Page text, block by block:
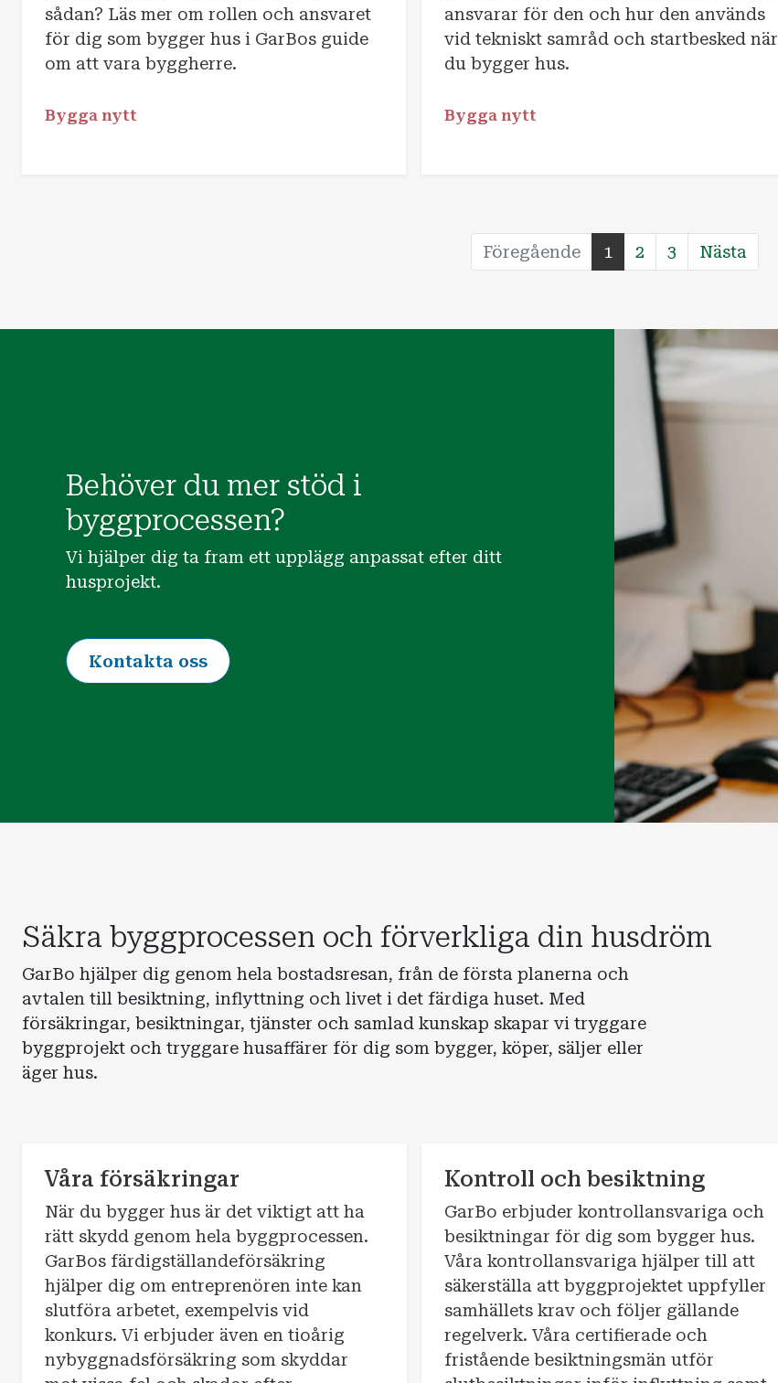
sådan? Läs mer om rollen och ansvaret
för dig som bygger hus i GarBos guide
om att vara byggherre.
Bygga nytt
ansvarar för den och hur den används
vid tekniskt samråd och startbesked när
du bygger hus.
Bygga nytt
Föregående 1 2 3 Nästa
Behöver du mer stöd i
byggprocessen?
Vi hjälper dig ta fram ett upplägg anpassat efter ditt
husprojekt.
Kontakta oss
Säkra byggprocessen och förverkliga din husdröm
GarBo hjälper dig genom hela bostadsresan, från de första planerna och
avtalen till besiktning, inflyttning och livet i det färdiga huset. Med
försäkringar, besiktningar, tjänster och samlad kunskap skapar vi tryggare
byggprojekt och tryggare husaffärer för dig som bygger, köper, säljer eller
äger hus.
Våra försäkringar
När du bygger hus är det viktigt att ha
rätt skydd genom hela byggprocessen.
GarBos färdigställandeförsäkring
hjälper dig om entreprenören inte kan
slutföra arbetet, exempelvis vid
konkurs. Vi erbjuder även en tioårig
nybyggnadsförsäkring som skyddar
Kontroll och besiktning
GarBo erbjuder kontrollansvariga och
besiktningar för dig som bygger hus.
Våra kontrollansvariga hjälper till att
säkerställa att byggprojektet uppfyller
samhällets krav och följer gällande
regelverk. Våra certifierade och
fristående besiktningsmän utför